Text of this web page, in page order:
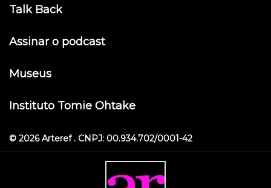
Talk Back
Assinar o podcast
Museus
Instituto Tomie Ohtake
© 2026 Arteref . CNPJ: 00.934.702/0001-42